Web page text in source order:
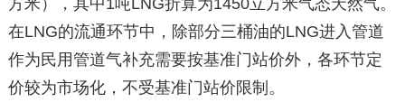
方米），其中1吨LNG折算为1450立方米气态天然气。
在LNG的流通环节中，除部分三桶油的LNG进入管道
作为民用管道气补充需要按基准门站价外，各环节定
价较为市场化，不受基准门站价限制。